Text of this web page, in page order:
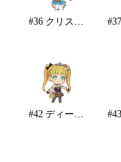
#36 クリスタルナイトパーティ
#42 ディープスカイ・ブレイズ